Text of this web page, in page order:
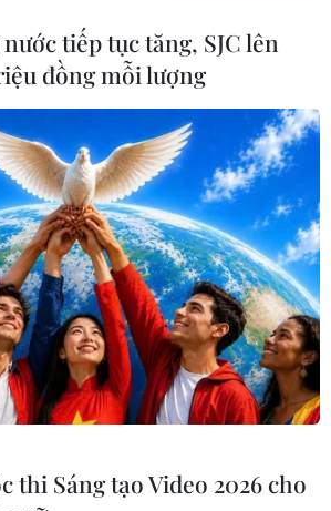
xe máy điện hưởng lợi
xe xăng
hàng, hiện người tiêu dùng đang
xe máy điện trong phân khúc từ 15-
giá phù hợp cho việc chuyển đổi từ
tiếp tục tăng, SJC lên
đồng mỗi lượng
thi Sáng tạo Video 2026 cho